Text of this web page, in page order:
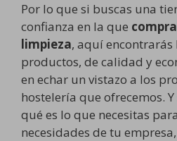
Por lo que si buscas una
confianza en la que
limpieza, aquí encontrarás
productos, de calidad y
en echar un vistazo a los
hostelería que ofrecemos.
qué es lo que necesitas
necesidades de tu